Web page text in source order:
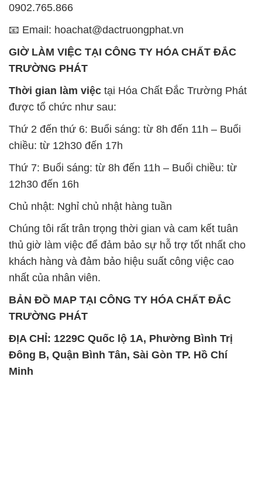
0902.765.866
📧 Email: hoachat@dactruongphat.vn
GIỜ LÀM VIỆC TẠI CÔNG TY HÓA CHẤT ĐẮC
TRƯỜNG PHÁT
Thời gian làm việc tại Hóa Chất Đắc Trường Phát
được tổ chức như sau:
Thứ 2 đến thứ 6: Buổi sáng: từ 8h đến 11h – Buổi
chiều: từ 12h30 đến 17h
Thứ 7: Buổi sáng: từ 8h đến 11h – Buổi chiều: từ
12h30 đến 16h
Chủ nhật: Nghỉ chủ nhật hàng tuần
Chúng tôi rất trân trọng thời gian và cam kết tuân
thủ giờ làm việc để đảm bảo sự hỗ trợ tốt nhất cho
khách hàng và đảm bảo hiệu suất công việc cao
nhất của nhân viên.
BẢN ĐỒ MAP TẠI CÔNG TY HÓA CHẤT ĐẮC
TRƯỜNG PHÁT
ĐỊA CHỈ: 1229C Quốc lộ 1A, Phường Bình Trị
Đông B, Quận Bình Tân, Sài Gòn TP. Hồ Chí
Minh